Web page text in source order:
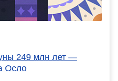
249 млн лет —
Осло